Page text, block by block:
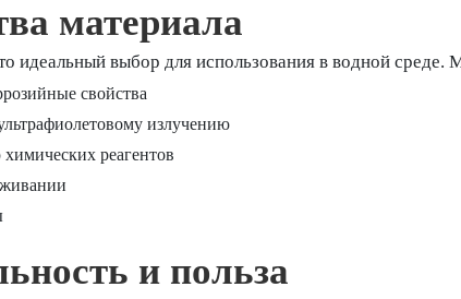
материала
идеальный выбор для использования в водной
свойства
излучению
реагентов
и польза